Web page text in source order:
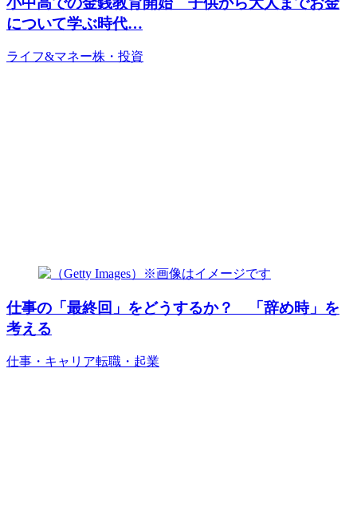
について学ぶ時代…
ライフ&マネー株・投資
仕事の「最終回」をどうするか？ 「辞め時」を
考える
仕事・キャリア転職・起業